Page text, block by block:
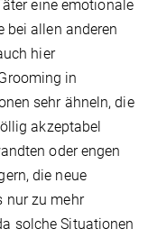
eine emotionale
bei allen anderen
hier
in
sehr ähneln, die
akzeptabel
oder engen
die neue
nur zu mehr
solche Situationen